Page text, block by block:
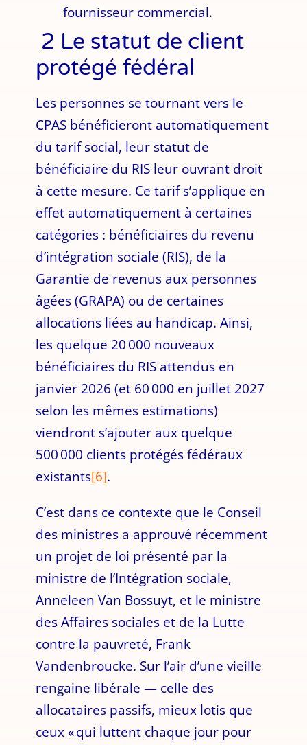
fournisseur commercial.
2 Le statut de client
protégé fédéral
Les personnes se tournant vers le
CPAS bénéficieront automatiquement
du tarif social, leur statut de
bénéficiaire du RIS leur ouvrant droit
à cette mesure. Ce tarif s’applique en
effet automatiquement à certaines
catégories : bénéficiaires du revenu
d’intégration sociale (RIS), de la
Garantie de revenus aux personnes
âgées (GRAPA) ou de certaines
allocations liées au handicap. Ainsi,
les quelque 20 000 nouveaux
bénéficiaires du RIS attendus en
janvier 2026 (et 60 000 en juillet 2027
selon les mêmes estimations)
viendront s’ajouter aux quelque
500 000 clients protégés fédéraux
existants[6].
C’est dans ce contexte que le Conseil
des ministres a approuvé récemment
un projet de loi présenté par la
ministre de l’Intégration sociale,
Anneleen Van Bossuyt, et le ministre
des Affaires sociales et de la Lutte
contre la pauvreté, Frank
Vandenbroucke. Sur l’air d’une vieille
rengaine libérale — celle des
allocataires passifs, mieux lotis que
ceux « qui luttent chaque jour pour